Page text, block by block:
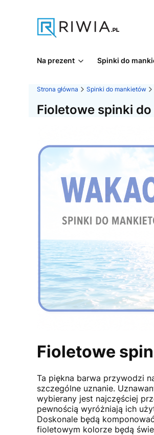
Na prezent Spinki do
Strona główna Spinki do mankietów
Fioletowe spinki
Fioletowe
Ta piękna barwa przywodzi
szczególne uznanie.
wybierany jest najczęściej
pewnością wyróżniają ich
Doskonale będą
fioletowym kolorze będą